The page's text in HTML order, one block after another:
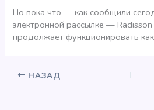
Но пока что — как сообщили
электронной рассылке —
продолжает функционировать
НАЗАД